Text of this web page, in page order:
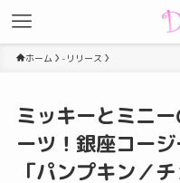
ホーム -リリース
ミッキーとミニ
ーツ！銀座コー
「パンプキン／